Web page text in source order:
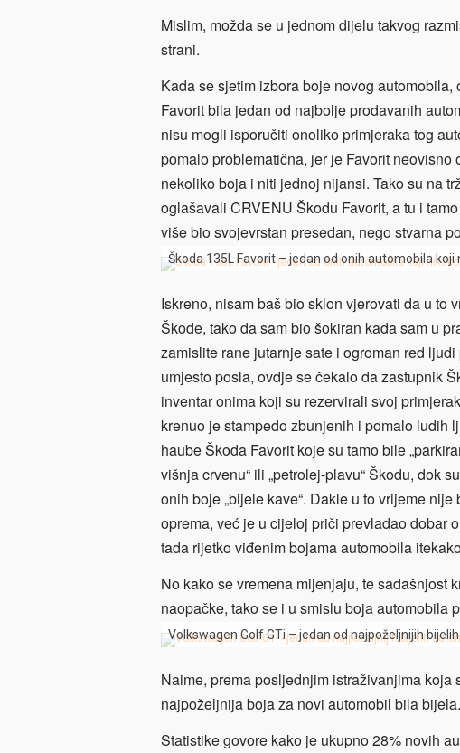
Mislim, možda se u jednom dijelu takvog
strani.
Kada se sjetim izbora boje novog
Favorit bila jedan od najbolje prodavanih
nisu mogli isporučiti onoliko primjeraka tog
pomalo problematična, jer je Favorit
nekoliko boja i niti jednoj nijansi. Tako su na
oglašavali CRVENU Škodu Favorit, a tu i
više bio svojevrstan presedan, nego stvarna
Škoda 135L Favorit – jedan od onih automobila koji
Iskreno, nisam baš bio sklon vjerovati da u
Škode, tako da sam bio šokiran kada sam u
zamislite rane jutarnje sate i ogroman red
umjesto posla, ovdje se čekalo da zastupnik
inventar onima koji su rezervirali svoj
krenuo je stampedo zbunjenih i pomalo ludih
haube Škoda Favorit koje su tamo bile
višnja crvenu“ ili „petrolej-plavu“ Škodu, dok
onih boje „bijele kave“. Dakle u to vrijeme
oprema, već je u cijeloj priči prevladao dobar
tada rijetko viđenim bojama automobila
No kako se vremena mijenjaju, te sadašnjost
naopačke, tako se i u smislu boja automobila
Volkswagen Golf GTi – jedan od najpoželjnijih
Naime, prema posljednjim istraživanjima
najpoželjnija boja za novi automobil bila bijela.
Statistike govore kako je ukupno 28% novih